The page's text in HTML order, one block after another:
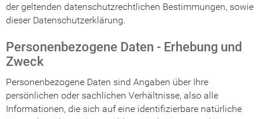
der geltenden datenschutzrechtlichen Bestimmungen, sowie
dieser Datenschutzerklärung.
Personenbezogene Daten - Erhebung und
Zweck
Personenbezogene Daten sind Angaben über Ihre
persönlichen oder sachlichen Verhältnisse, also alle
Informationen, die sich auf eine identifizierbare natürliche